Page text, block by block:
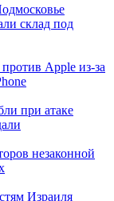
склад под
Apple из-за
при атаке
незаконной
Израиля